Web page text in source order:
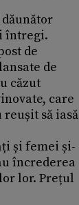
întregi.
de
de
căzut
care
să iasă
și femei și-
încrederea
lor. Prețul